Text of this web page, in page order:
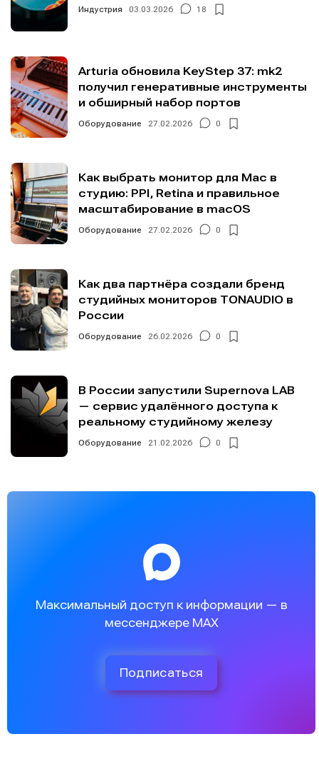
Индустрия 03.03.2026 18
Arturia обновила KeyStep 37: mk2
получил генеративные инструменты
и обширный набор портов
Оборудование 27.02.2026 0
Как выбрать монитор для Mac в
студию: PPI, Retina и правильное
масштабирование в macOS
Оборудование 27.02.2026 0
Как два партнёра создали бренд
студийных мониторов TONAUDIO в
России
Оборудование 26.02.2026 0
В России запустили Supernova LAB
— сервис удалённого доступа к
реальному студийному железу
Оборудование 21.02.2026 0
Максимальный доступ к информации — в
мессенджере MAX
Подписаться